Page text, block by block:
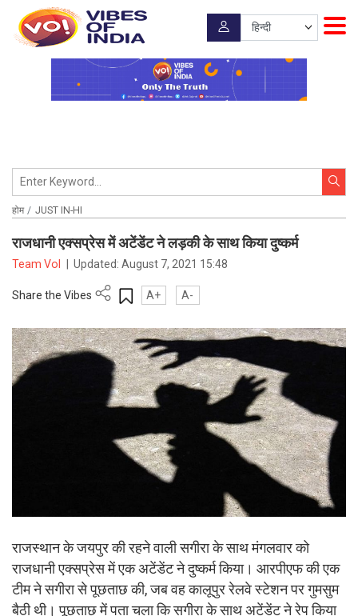
होम JUST IN-HI
राजधानी एक्सप्रेस में अटेंडेंट ने लड़की के साथ किया दुष्कर्म
Team VoI Updated:August 7, 2021 15:48
Share the Vibes A+ A-
राजस्थान के जयपुर की रहने वाली सगीरा के साथ मंगलवार को
राजधानी एक्सप्रेस में एक अटेंडेंट ने दुष्कर्म किया। आरपीएफ की एक
टीम ने सगीरा से पूछताछ की, जब वह कालूपुर रेलवे स्टेशन पर गुमसुम
बैठी थी। पूछताछ में पता चला कि सगीरा के साथ अटेंडेंट ने रेप किया